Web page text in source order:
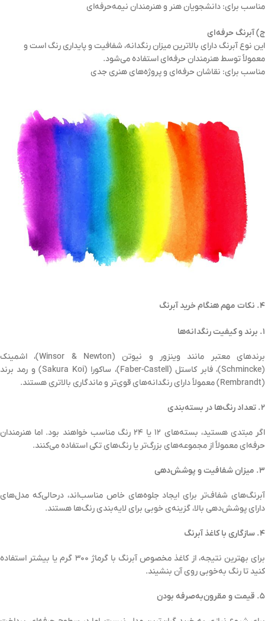
مناسب برای: دانشجویان هنر و هنرمندان نیمه‌حرفه‌ای
ج) آبرنگ حرفه‌ای
این نوع آبرنگ دارای بالاترین میزان رنگدانه، شفافیت و پایداری رنگ است و
معمولاً توسط هنرمندان حرفه‌ای استفاده می‌شود.
مناسب برای: نقاشان حرفه‌ای و پروژه‌های هنری جدی
۴. نکات مهم هنگام خرید آبرنگ
۱. برند و کیفیت رنگدانه‌ها
برندهای معتبر مانند وینزور و نیوتن (Winsor & Newton)، اشمینک
(Schmincke)، فابر کاستل (Faber-Castell)، ساکورا (Sakura Koi) و رمد برند
(Rembrandt) معمولاً دارای رنگدانه‌های قوی‌تر و ماندگاری بالاتری هستند.
۲. تعداد رنگ‌ها در بسته‌بندی
اگر مبتدی هستید، بسته‌های ۱۲ یا ۲۴ رنگ مناسب خواهند بود. اما هنرمندان
حرفه‌ای معمولاً از مجموعه‌های بزرگ‌تر یا رنگ‌های تکی استفاده می‌کنند.
۳. میزان شفافیت و پوشش‌دهی
آبرنگ‌های شفاف‌تر برای ایجاد جلوه‌های خاص مناسب‌اند، درحالی‌که مدل‌های
دارای پوشش‌دهی بالا، گزینه‌ی خوبی برای لایه‌بندی رنگ‌ها هستند.
۴. سازگاری با کاغذ آبرنگ
برای بهترین نتیجه، از کاغذ مخصوص آبرنگ با گرماژ ۳۰۰ گرم یا بیشتر استفاده
کنید تا رنگ به‌خوبی روی آن بنشیند.
۵. قیمت و مقرون‌به‌صرفه بودن